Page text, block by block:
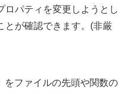
ロパティを変更しようとし
とが確認できます。(非厳
をファイルの先頭や関数の